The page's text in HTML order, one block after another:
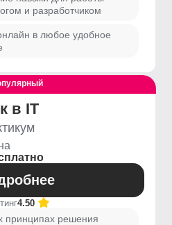
и разработчиком
в любое удобное
в IT
4.50
принципах решения